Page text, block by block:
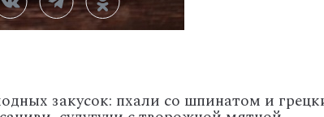
закусок: пхали со шпинатом и